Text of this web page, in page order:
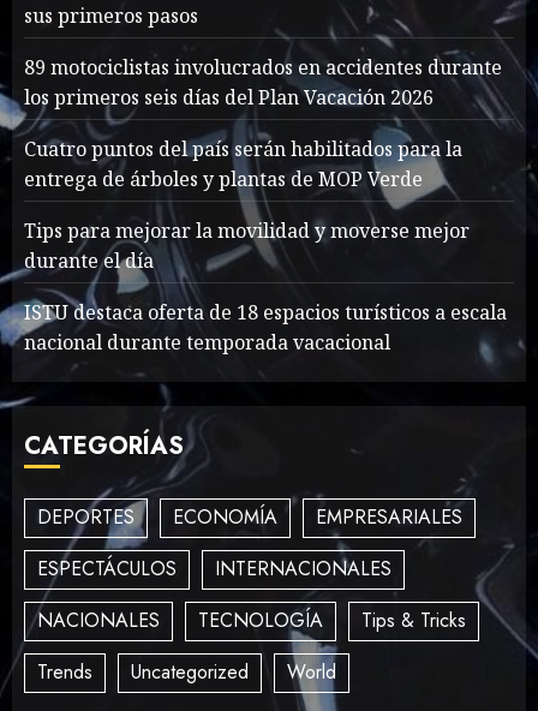
1
Jorge Messi, el hombre
que acompañó a Lionel
desde sus primeros pasos
AGOSTO 8, 2026 50
2
Searching for the
forgotten heroes of World
War Two
MAYO 14, 2024 864
3
Sex Talk? Its About Weight
4
How To Write Award
Winning Blog Headlines
MAYO 14, 2024
sus primeros pasos
89 motociclistas involucrados en accidentes durante
los primeros seis días del Plan Vacación 2026
Cuatro puntos del país serán habilitados para la
entrega de árboles y plantas de MOP Verde
Tips para mejorar la movilidad y moverse mejor
durante el día
ISTU destaca oferta de 18 espacios turísticos a escala
nacional durante temporada vacacional
CATEGORÍAS
DEPORTES ECONOMÍA
EMPRESARIALES
ESPECTÁCULOS
INTERNACIONALES
NACIONALES
TECNOLOGÍA
Tips & Tricks
Trends
Uncategorized World